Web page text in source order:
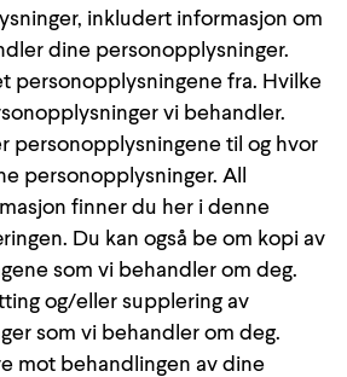
inkludert informasjon om
dine personopplysninger.
personopplysningene fra. Hvilke
vi behandler.
personopplysningene til og hvor
personopplysninger. All
finner du her i denne
Du kan også be om kopi av
som vi behandler om deg.
og/eller supplering av
som vi behandler om deg.
mot behandlingen av dine